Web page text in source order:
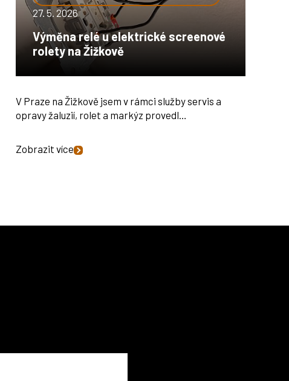
27. 5. 2026
Výměna relé u elektrické screenové
rolety na Žižkově
V Praze na Žižkově jsem v rámci služby servis a
opravy žaluzií, rolet a markýz provedl…
Zobrazit více